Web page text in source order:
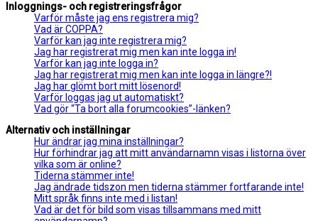
Inloggnings- och registreringsfrågor
Varför måste jag ens registrera mig?
Vad är COPPA?
Varför kan jag inte registrera mig?
Jag har registrerat mig men kan inte logga in!
Varför kan jag inte logga in?
Jag har registrerat mig men kan inte logga in längre?!
Jag har glömt bort mitt lösenord!
Varför loggas jag ut automatiskt?
Vad gör “Ta bort alla forumcookies”-länken?
Alternativ och inställningar
Hur ändrar jag mina inställningar?
Hur förhindrar jag att mitt användarnamn visas i listorna över
vilka som är online?
Tiderna stämmer inte!
Jag ändrade tidszon men tiderna stämmer fortfarande inte!
Mitt språk finns inte med i listan!
Vad är det för bild som visas tillsammans med mitt